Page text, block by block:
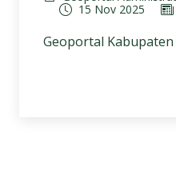
15 Nov 2025
Geoportal